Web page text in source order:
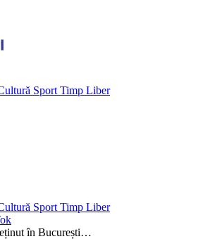
Sport Timp Liber
Sport Timp Liber
în București…